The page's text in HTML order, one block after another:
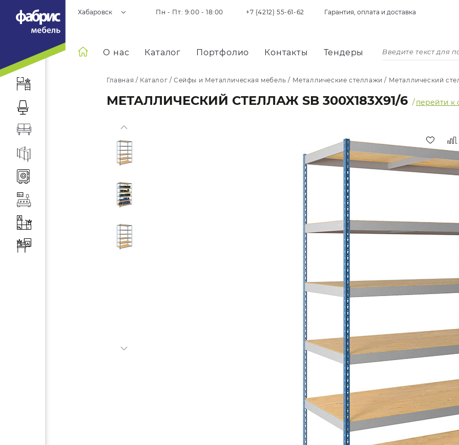
Хабаровск Пн - Пт: 9:00 - 18:00 +7 (4212) 55-61-62 Гарантия, оплата и доставка
О нас Каталог Портфолио Контакты Тендеры
Главная / Каталог /Сейфы и Металлическая мебель / Металлические стеллажи / Металлический
МЕТАЛЛИЧЕСКИЙ СТЕЛЛАЖ SB 300X183X91/6 /перейти к